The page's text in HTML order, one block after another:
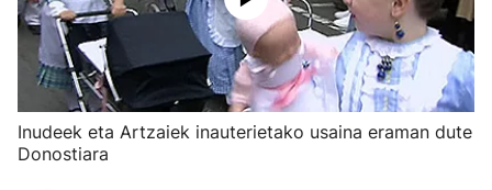
Inudeek eta Artzaiek inauterietako usaina eraman dute
Donostiara